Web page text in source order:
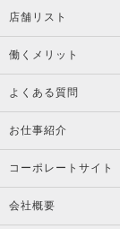
店舗リスト
働くメリット
よくある質問
お仕事紹介
コーポレートサイト
会社概要